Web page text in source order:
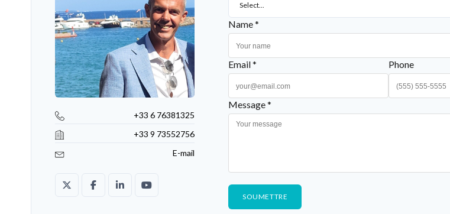
+33 6 76381325
+33 9 73552756
E-mail
Select...
Name *
Email * Phone
Message *
SOUMETTRE